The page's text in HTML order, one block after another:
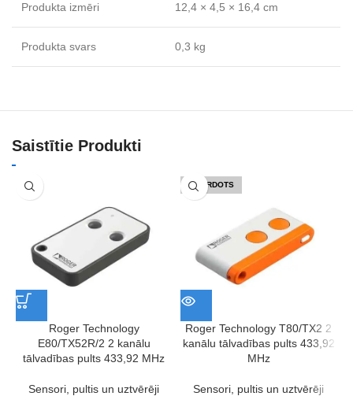
Produkta izmēri 12,4 × 4,5 × 16,4 cm
Produkta svars 0,3 kg
Saistītie Produkti
Roger Technology
E80/TX52R/2 2 kanālu
tālvadības pults 433,92 MHz
Sensori, pultis un uztvērēji
IZPĀRDOTS
Roger Technology T80/TX2 2
kanālu tālvadības pults 433,92
MHz
Sensori, pultis un uztvērēji